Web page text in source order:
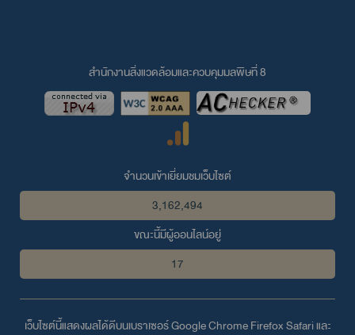
สำนักงานสิ่งแวดล้อมและควบคุมมลพิษที่ 8
จำนวนเข้าเยี่ยมชมเว็บไซต์
3,162,494
ขณะนี้มีผู้ออนไลน์อยู่
17
เว็บไซต์นี้แสดงผลได้ดีบนเบราเซอร์Google ChromeFirefoxSafariและ